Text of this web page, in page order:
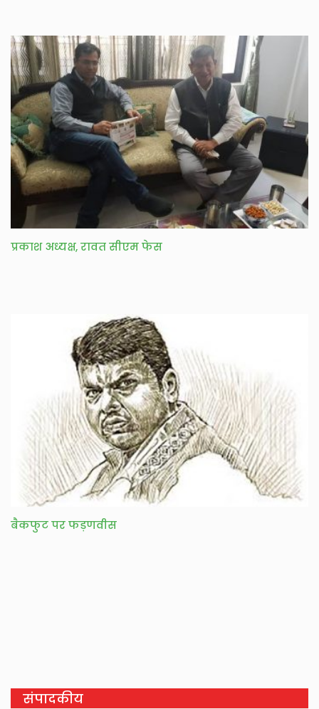
प्रकाश अध्यक्ष, रावत सीएम फेस
बैकफुट पर फड़णवीस
संपादकीय